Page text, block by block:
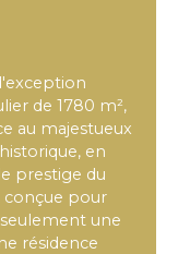
de 1780 m²,
au majestueux
en
prestige du
conçue pour
une
résidence